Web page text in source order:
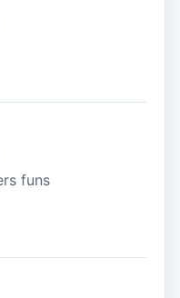
funs